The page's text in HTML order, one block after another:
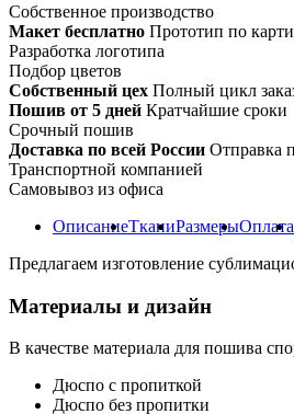
Собственное производство
Макет бесплатно Прототип по
Разработка логотипа
Подбор цветов
Собственный цех Полный цикл
Пошив от 5 дней Кратчайшие сроки
Срочный пошив
Доставка по всей России Отправка
Транспортной компанией
Самовывоз из офиса
ОписаниеТканиРазмерыОплата
Предлагаем изготовление
Материалы и дизайн
В качестве материала для пошива
Дюспо с пропиткой
Дюспо без пропитки